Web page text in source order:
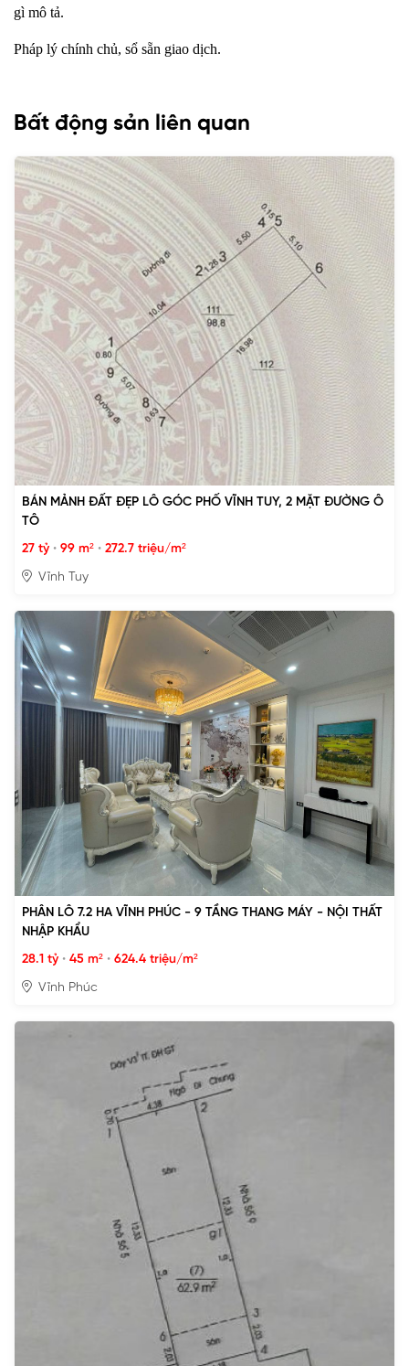
gì mô tả.
Pháp lý chính chủ, sổ sẵn giao dịch.
Bất động sản liên quan
BÁN MẢNH ĐẤT ĐẸP LÔ GÓC PHỐ VĨNH TUY, 2 MẶT ĐƯỜNG Ô
TÔ
27 tỷ • 99 m² • 272.7 triệu/m²
Vĩnh Tuy
PHÂN LÔ 7.2 HA VĨNH PHÚC - 9 TẦNG THANG MÁY - NỘI THẤT
NHẬP KHẨU
28.1 tỷ • 45 m² • 624.4 triệu/m²
Vĩnh Phúc